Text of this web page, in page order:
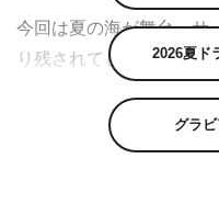
今回は夏の海が舞台。サ
り残されてしまった男性
ィンを楽しむ姿や、波が
の救出に向かう姿など、
2026夏ド
グラ